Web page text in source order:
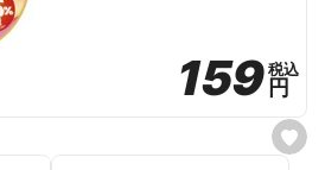
s
e
159
159税込
税込
円
円